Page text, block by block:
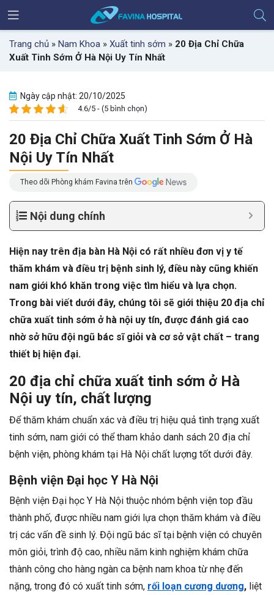
Trang chủ » Nam Khoa » Xuất tinh sớm » 20 Địa Chỉ Chữa
Xuất Tinh Sớm Ở Hà Nội Uy Tín Nhất
Ngày cập nhật: 20/10/2025
4.6/5 - (5 bình chọn)
20 Địa Chỉ Chữa Xuất Tinh Sớm Ở Hà
Nội Uy Tín Nhất
Theo dõi Phòng khám Favina trên
Nội dung chính
Hiện nay trên địa bàn Hà Nội có rất nhiều đơn vị y tế
thăm khám và điều trị bệnh sinh lý, điều này cũng khiến
nam giới khó khăn trong việc tìm hiểu và lựa chọn.
Trong bài viết dưới đây, chúng tôi sẽ giới thiệu 20 địa chỉ
chữa xuất tinh sớm ở hà nội uy tín, được đánh giá cao
nhờ sở hữu đội ngũ bác sĩ giỏi và cơ sở vật chất – trang
thiết bị hiện đại.
20 địa chỉ chữa xuất tinh sớm ở Hà
Nội uy tín, chất lượng
Để thăm khám chuẩn xác và điều trị hiệu quả tình trạng xuất
tinh sớm, nam giới có thể tham khảo danh sách 20 địa chỉ
bệnh viện, phòng khám tại Hà Nội chất lượng tốt dưới đây.
Bệnh viện Đại học Y Hà Nội
Bệnh viện Đại học Y Hà Nội thuộc nhóm bệnh viện top đầu
thành phố, được nhiều nam giới lựa chọn thăm khám và điều
trị các vấn đề sinh lý. Đội ngũ bác sĩ tại bệnh viện có chuyên
môn giỏi, trình độ cao, nhiều năm kinh nghiệm khám chữa
thành công cho hàng ngàn ca bệnh nam khoa từ nhẹ đến
nặng, trong đó có xuất tinh sớm, rối loạn cương dương, liệt